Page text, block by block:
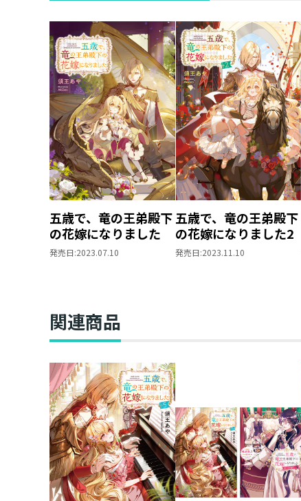
五歳で、竜の王弟殿下
の花嫁になりました
発売日:2023.07.10
五歳で、竜の王弟殿下
の花嫁になりました2
発売日:2023.11.10
関連商品